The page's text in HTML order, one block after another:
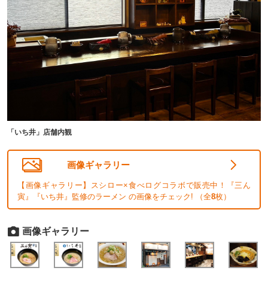
「いち井」店舗内観
画像ギャラリー
【画像ギャラリー】スシロー×食べログコラボで販売中！『三ん
寅』『いち井』監修のラーメン の画像をチェック! （全8枚）
画像ギャラリー